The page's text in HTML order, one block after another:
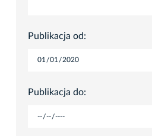
Publikacja od:
Publikacja do: